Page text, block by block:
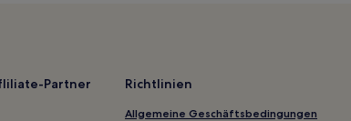
Pousadas in Amontada
Partner
Richtlinien
Allgemeine Geschäftsbedingungen